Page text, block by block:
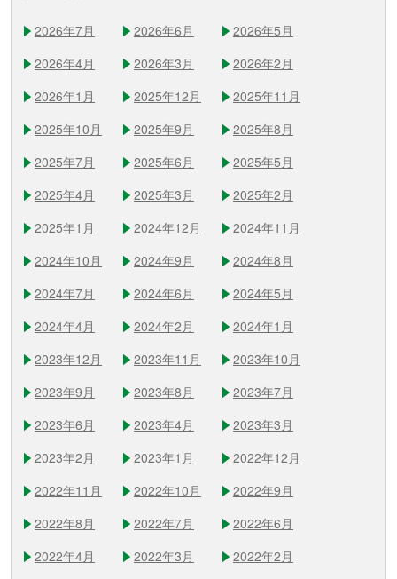
2026年7月 2026年6月
2026年5月
2026年4月
2026年3月
2026年2月
2026年1月
2025年12月
2025年11月
2025年10月
2025年9月
2025年8月
2025年7月
2025年6月
2025年5月
2025年4月
2025年3月
2025年2月
2025年1月
2024年12月
2024年11月
2024年10月
2024年9月
2024年8月
2024年7月
2024年6月
2024年5月
2024年4月
2024年2月
2024年1月
2023年12月
2023年11月
2023年10月
2023年9月
2023年8月
2023年7月
2023年6月
2023年4月
2023年3月
2023年2月
2023年1月
2022年12月
2022年11月
2022年10月
2022年9月
2022年8月
2022年7月
2022年6月
2022年4月
2022年3月
2022年2月